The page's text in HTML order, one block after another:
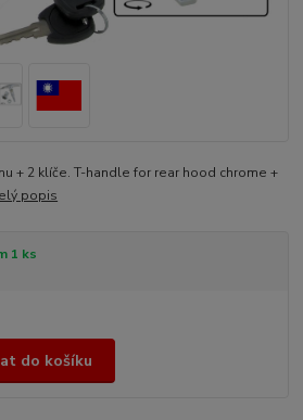
+ 2 klíče. T-handle for rear hood chrome +
popis
1 ks
do košíku